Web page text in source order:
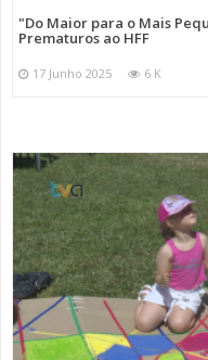
"Do Maior para o Mais
Prematuros ao HFF
17 Junho 2025 6 K